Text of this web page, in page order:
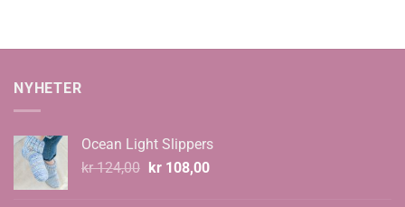
NYHETER
Ocean Light Slippers
kr124,00 Opprinnelig
kr108,00Nåværende